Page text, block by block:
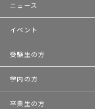
ニュース
イベント
受験生の方
学内の方
卒業生の方